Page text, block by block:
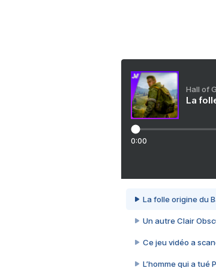
Hall of
La
0:00
La folle origine du
Un autre Clair
Ce jeu vidéo a
L’homme qui a tué